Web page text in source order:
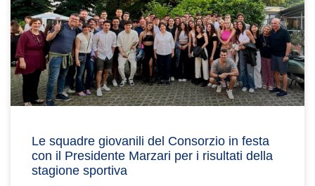
Le squadre giovanili del Consorzio in festa
con il Presidente Marzari per i risultati della
stagione sportiva